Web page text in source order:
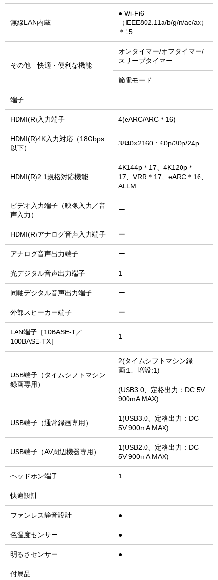
無線LAN内蔵
● Wi-Fi6
（IEEE802.11a/b/g/n/ac/ax）
＊15
その他 快適・便利な機能
オンタイマー/オフタイマー/
スリープタイマー
節電モード
端子
HDMI(R)入力端子 4(eARC/ARC＊16)
HDMI(R)4K入力対応（18Gbps
以下）
3840×2160：60p/30p/24p
HDMI(R)2.1規格対応機能
4K144p＊17、4K120p＊
17、VRR＊17、eARC＊16、
ALLM
ビデオ入力端子（映像入力／音
声入力）
ー
HDMI(R)アナログ音声入力端子 ー
アナログ音声出力端子 ー
光デジタル音声出力端子 1
同軸デジタル音声出力端子 ー
外部スピーカー端子 ー
LAN端子［10BASE-T／
100BASE-TX］
1
USB端子（タイムシフトマシン
録画専用）
2(タイムシフトマシン録
画:1、増設:1)
(USB3.0、定格出力：DC 5V
900mA MAX)
USB端子（通常録画専用）
1(USB3.0、定格出力：DC
5V 900mA MAX)
USB端子（AV周辺機器専用）
1(USB2.0、定格出力：DC
5V 900mA MAX)
ヘッドホン端子 1
快適設計
ファンレス静音設計 ●
色温度センサー ●
明るさセンサー ●
付属品